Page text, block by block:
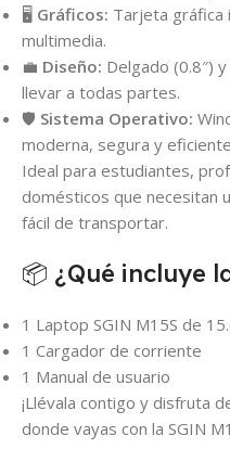
🖥️ Gráficos: Tarjeta gráfica
multimedia.
💼 Diseño: Delgado (0.8″)
llevar a todas partes.
🛡 Sistema Operativo:
moderna, segura y
Ideal para estudiantes,
domésticos que necesitan
fácil de transportar.
📦 ¿Qué incluye
1 Laptop SGIN M15S de
1 Cargador de corriente
1 Manual de usuario
¡Llévala contigo y disfruta
donde vayas con la SGIN